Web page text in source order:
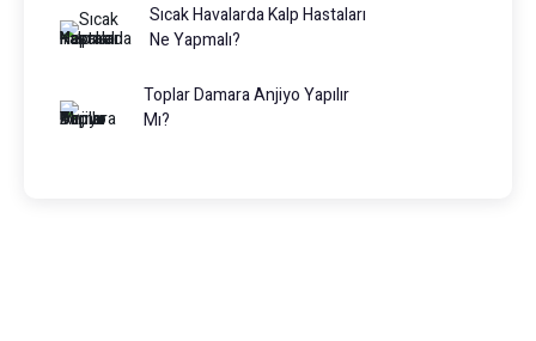
Sıcak Havalarda Kalp Hastaları
Ne Yapmalı?
Toplar Damara Anjiyo Yapılır
Mı?